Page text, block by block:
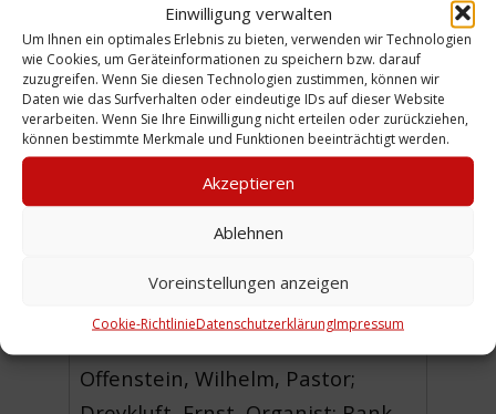
Einwilligung verwalten
Um Ihnen ein optimales Erlebnis zu bieten, verwenden wir Technologien
wie Cookies, um Geräteinformationen zu speichern bzw. darauf
zuzugreifen. Wenn Sie diesen Technologien zustimmen, können wir
Daten wie das Surfverhalten oder eindeutige IDs auf dieser Website
verarbeiten. Wenn Sie Ihre Einwilligung nicht erteilen oder zurückziehen,
können bestimmte Merkmale und Funktionen beeinträchtigt werden.
Akzeptieren
Ablehnen
Voreinstellungen anzeigen
Cookie-RichtlinieDatenschutzerklärungImpressum
Urheber: Gemeinde St. Benno,
Hannover-Linden
Sammlung:Deuker
Zeitliche Einordnung: 1902 - 1952
Ort: St. Bennokirche ;
Hennigesstraße
Personen: Henniges, Friedrich,
Offenstein, Wilhelm, Pastor;